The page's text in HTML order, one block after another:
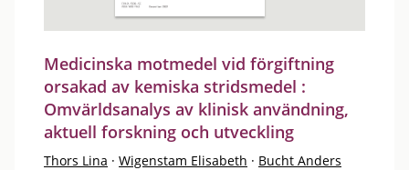
Medicinska motmedel vid förgiftning
orsakad av kemiska stridsmedel :
Omvärldsanalys av klinisk användning,
aktuell forskning och utveckling
Thors Lina · Wigenstam Elisabeth · Bucht Anders